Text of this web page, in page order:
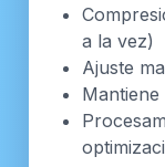
a la vez)
Ajuste
Mantiene